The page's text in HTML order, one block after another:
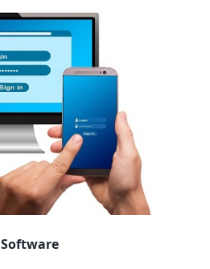
Software